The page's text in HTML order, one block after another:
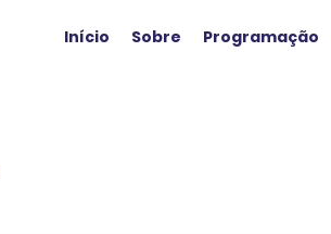
Início Sobre Programação